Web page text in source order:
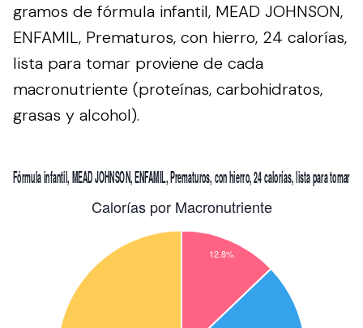
gramos de fórmula infantil, MEAD JOHNSON,
ENFAMIL, Prematuros, con hierro, 24 calorías,
lista para tomar proviene de cada
macronutriente (proteínas, carbohidratos,
grasas y alcohol).